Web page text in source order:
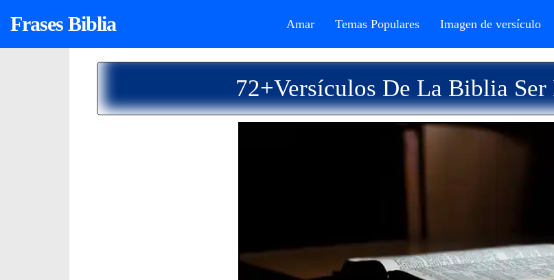
Frases Biblia Amar Temas Populares Imagen de versículo
72+Versículos De La Biblia Ser